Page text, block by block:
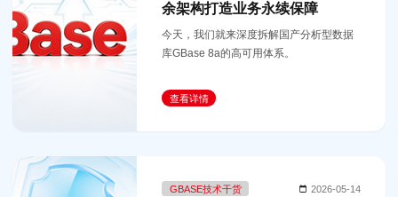
余架构打造业务永续保障
今天，我们就来深度拆解国产分析型数据
库GBase 8a的高可用体系。
查看详情
GBASE技术干货 2026-05-14